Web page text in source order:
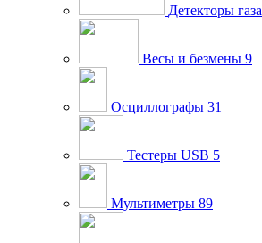
Детекторы газа
Весы и безмены 9
Осциллографы 31
Тестеры USB 5
Мультиметры 89